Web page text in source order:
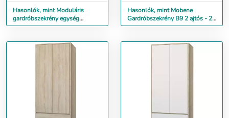
Hasonlók, mint Moduláris
gardróbszekrény egység
gardróbszekrény szekrény
Hasonlók, mint Mobene
Gardróbszekrény B9 2 ajtós - 2
fiókos , sonoma tölgy